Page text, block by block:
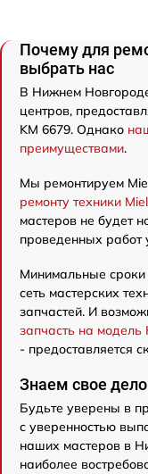
Почему для
выбрать нас
В Нижнем
центров,
KM 6679. Однако
преимуществами.
Мы ремонтируем
ремонту техники
мастеров не будет
проведенных работ
Минимальные
сеть мастерских
запчастей. И
запчасть на модель
- предоставляется
Знаем свое дело
Будьте уверены в
с уверенностью
наших мастеров в
наиболее